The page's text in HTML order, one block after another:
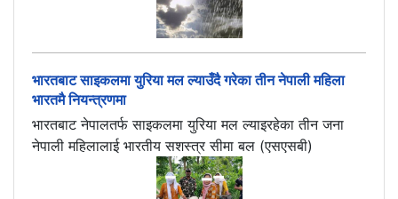
भारतबाट साइकलमा युरिया मल ल्याउँदै गरेका तीन नेपाली महिला
भारतमै नियन्त्रणमा
भारतबाट नेपालतर्फ साइकलमा युरिया मल ल्याइरहेका तीन जना
नेपाली महिलालाई भारतीय सशस्त्र सीमा बल (एसएसबी)